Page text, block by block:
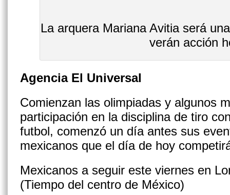
La arquera Mariana Avitia será
verán acción
Agencia El Universal
Comienzan las olimpiadas y algunos
participación en la disciplina de tiro
futbol, comenzó un día antes sus
mexicanos que el día de hoy
Mexicanos a seguir este viernes en
(Tiempo del centro de México)